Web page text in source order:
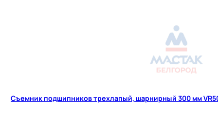
Съемник подшипников трехлапый, шарнирный 300 мм